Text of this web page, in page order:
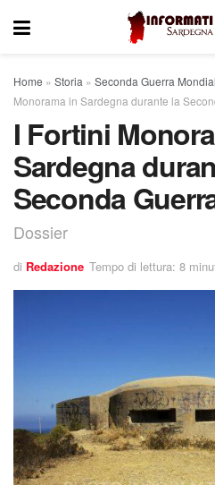
Home » Storia » Seconda Guerra
Monorama in Sardegna durante la
I Fortini
Sardegna
Seconda
Dossier
di Redazione Tempo di lettura: 8